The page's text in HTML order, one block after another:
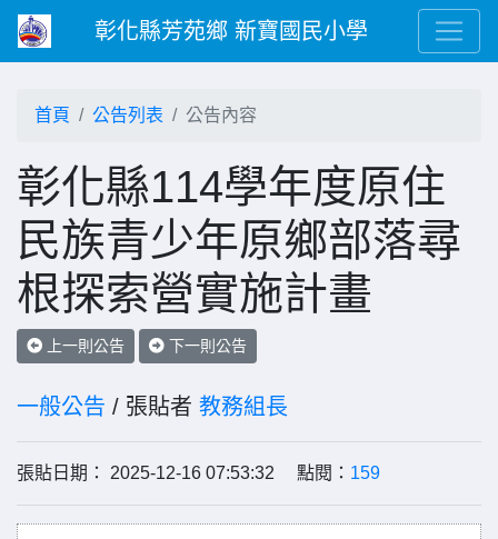
彰化縣芳苑鄉 新寶國民小學
首頁 公告列表 公告內容
彰化縣114學年度原住
民族青少年原鄉部落尋
根探索營實施計畫
上一則公告 下一則公告
一般公告 / 張貼者 教務組長
張貼日期： 2025-12-16 07:53:32 點閱： 159